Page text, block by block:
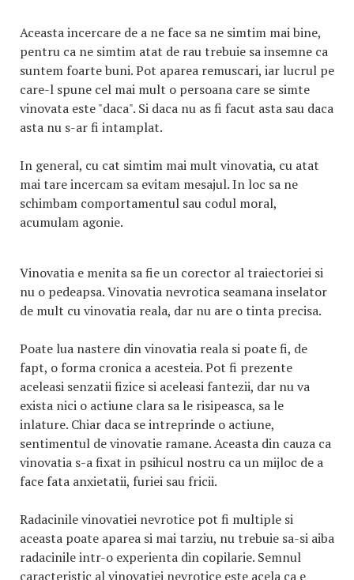
Aceasta incercare de a ne face sa ne simtim mai bine,
pentru ca ne simtim atat de rau trebuie sa insemne ca
suntem foarte buni. Pot aparea remuscari, iar lucrul pe
care-l spune cel mai mult o persoana care se simte
vinovata este "daca". Si daca nu as fi facut asta sau daca
asta nu s-ar fi intamplat.
In general, cu cat simtim mai mult vinovatia, cu atat
mai tare incercam sa evitam mesajul. In loc sa ne
schimbam comportamentul sau codul moral,
acumulam agonie.
Vinovatia e menita sa fie un corector al traiectoriei si
nu o pedeapsa. Vinovatia nevrotica seamana inselator
de mult cu vinovatia reala, dar nu are o tinta precisa.
Poate lua nastere din vinovatia reala si poate fi, de
fapt, o forma cronica a acesteia. Pot fi prezente
aceleasi senzatii fizice si aceleasi fantezii, dar nu va
exista nici o actiune clara sa le risipeasca, sa le
inlature. Chiar daca se intreprinde o actiune,
sentimentul de vinovatie ramane. Aceasta din cauza ca
vinovatia s-a fixat in psihicul nostru ca un mijloc de a
face fata anxietatii, furiei sau fricii.
Radacinile vinovatiei nevrotice pot fi multiple si
aceasta poate aparea si mai tarziu, nu trebuie sa-si aiba
radacinile intr-o experienta din copilarie. Semnul
caracteristic al vinovatiei nevrotice este acela ca e